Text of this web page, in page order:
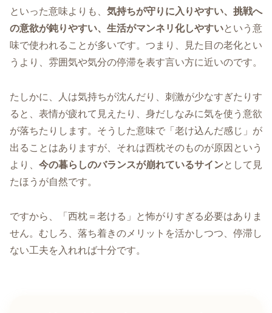
といった意味よりも、 気持ちが守りに入りやすい、挑戦へ
の意欲が鈍りやすい、生活がマンネリ化しやすいという意
味で使われることが多いです。つまり、見た目の老化とい
うより、雰囲気や気分の停滞を表す言い方に近いのです。
たしかに、人は気持ちが沈んだり、刺激が少なすぎたりす
ると、表情が疲れて見えたり、身だしなみに気を使う意欲
が落ちたりします。そうした意味で「老け込んだ感じ」が
出ることはありますが、それは西枕そのものが原因という
より、 今の暮らしのバランスが崩れているサインとして見
たほうが自然です。
ですから、「西枕＝老ける」と怖がりすぎる必要はありま
せん。むしろ、落ち着きのメリットを活かしつつ、停滞し
ない工夫を入れれば十分です。